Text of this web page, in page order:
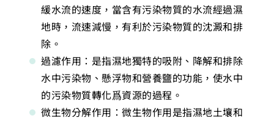
緩水流的速度，當含有污染物質的水流經過濕
地時，流速減慢，有利於污染物質的沈澱和排
除。
過濾作用：是指濕地獨特的吸附、降解和排除
水中污染物、懸浮物和營養鹽的功能，使水中
的污染物質轉化爲資源的過程。
微生物分解作用：微生物作用是指濕地土壤和